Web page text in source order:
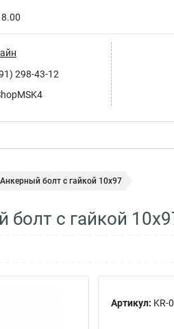
298-43-12
болт с гайкой 10х97
болт с гайкой
Артикул: KR-